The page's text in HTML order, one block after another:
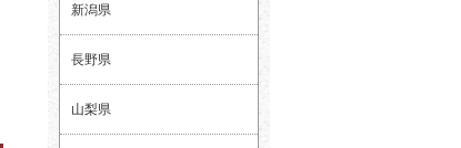
新潟県
長野県
山梨県